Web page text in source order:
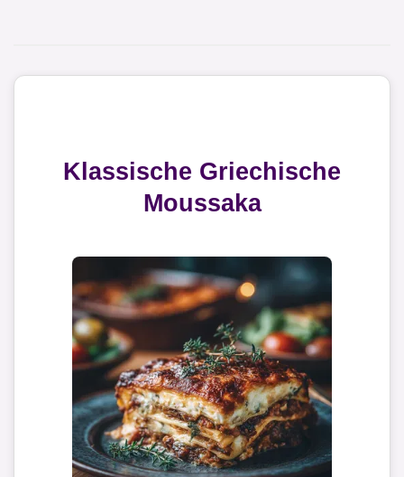
Klassische Griechische
Moussaka